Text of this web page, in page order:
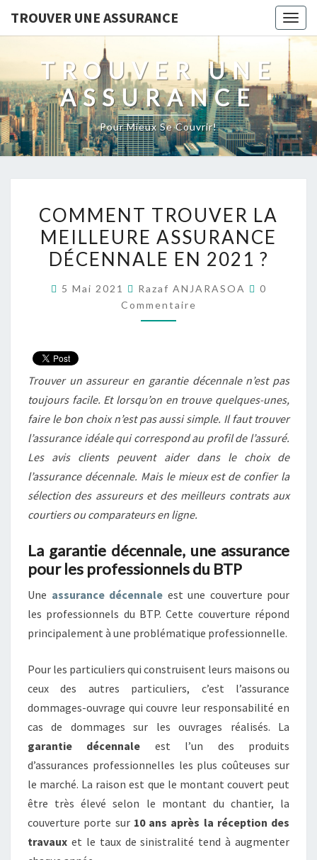
TROUVER UNE ASSURANCE
TROUVER UNE
ASSURANCE
Pour Mieux Se Couvrir!
TROUVER
LA
MEILLEURE
DÉCENNALE
COMMENT TROUVER LA
MEILLEURE ASSURANCE
DÉCENNALE EN 2021 ?
5 Mai 2021 Razaf ANJARASOA
0
Commentaire
Trouver un assureur en garantie décennale n’est pas
toujours facile. Et lorsqu’on en trouve quelques-unes,
faire le bon choix n’est pas aussi simple. Il faut trouver
l’assurance idéale qui correspond au profil de l’assuré.
Les avis clients peuvent aider dans le choix de
l’assurance décennale. Mais le mieux est de confier la
sélection des assureurs et des meilleurs contrats aux
courtiers ou comparateurs en ligne.
La garantie décennale, une assurance
pour les professionnels du BTP
Une assurance décennale est une couverture pour
les professionnels du BTP. Cette couverture répond
principalement à une problématique professionnelle.
Pour les particuliers qui construisent leurs maisons ou
ceux des autres particuliers, c’est l’assurance
dommages-ouvrage qui couvre leur responsabilité en
cas de dommages sur les ouvrages réalisés. La
garantie décennale est l’un des produits
d’assurances professionnelles les plus coûteuses sur
le marché. La raison est que le montant couvert peut
être très élevé selon le montant du chantier, la
couverture porte sur 10 ans après la réception des
travaux et le taux de sinistralité tend à augmenter